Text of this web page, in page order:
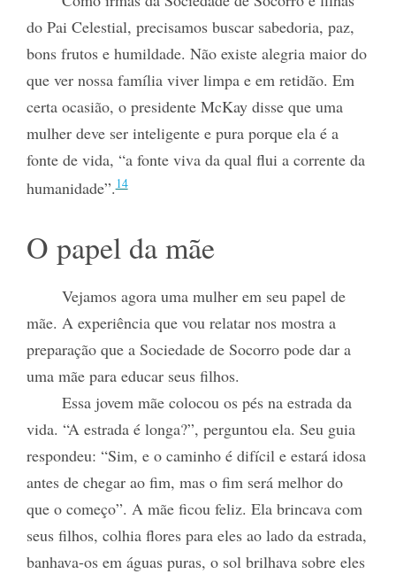
do Pai Celestial, precisamos buscar sabedoria, paz,
bons frutos e humildade. Não existe alegria maior do
que ver nossa família viver limpa e em retidão. Em
certa ocasião, o presidente McKay disse que uma
mulher deve ser inteligente e pura porque ela é a
fonte de vida, “a fonte viva da qual flui a corrente da
humanidade”.14
O papel da mãe
Vejamos agora uma mulher em seu papel de
mãe. A experiência que vou relatar nos mostra a
preparação que a Sociedade de Socorro pode dar a
uma mãe para educar seus filhos.
Essa jovem mãe colocou os pés na estrada da
vida. “A estrada é longa?”, perguntou ela. Seu guia
respondeu: “Sim, e o caminho é difícil e estará idosa
antes de chegar ao fim, mas o fim será melhor do
que o começo”. A mãe ficou feliz. Ela brincava com
seus filhos, colhia flores para eles ao lado da estrada,
banhava-os em águas puras, o sol brilhava sobre eles